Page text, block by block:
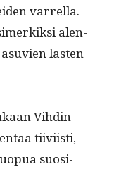
var­rel­la.
alen­
las­ten
Vihd­in­
tiivi­isti,
suosi­